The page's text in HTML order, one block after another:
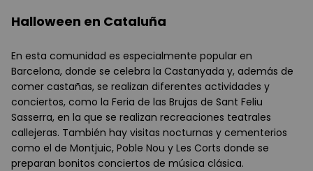
Halloween en Cataluña
En esta comunidad es especialmente popular en
Barcelona, donde se celebra la Castanyada y, además de
comer castañas, se realizan diferentes actividades y
conciertos, como la Feria de las Brujas de Sant Feliu
Sasserra, en la que se realizan recreaciones teatrales
callejeras. También hay visitas nocturnas y cementerios
como el de Montjuic, Poble Nou y Les Corts donde se
preparan bonitos conciertos de música clásica.